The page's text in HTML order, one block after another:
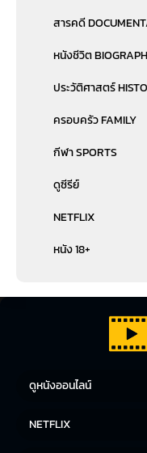
สารคดี
หนังชีวิต
ประวัติศาสตร์
ครอบครัว FAMILY
กีฬา SPORTS
ดูซีรีย์
NETFLIX
หนัง 18+
ดูหนังออนไลน์
NETFLIX